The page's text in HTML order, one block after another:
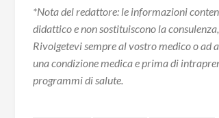
*Nota del redattore: le informazioni
didattico e non sostituiscono la
Rivolgetevi sempre al vostro medico o
una condizione medica e prima di
programmi di salute.